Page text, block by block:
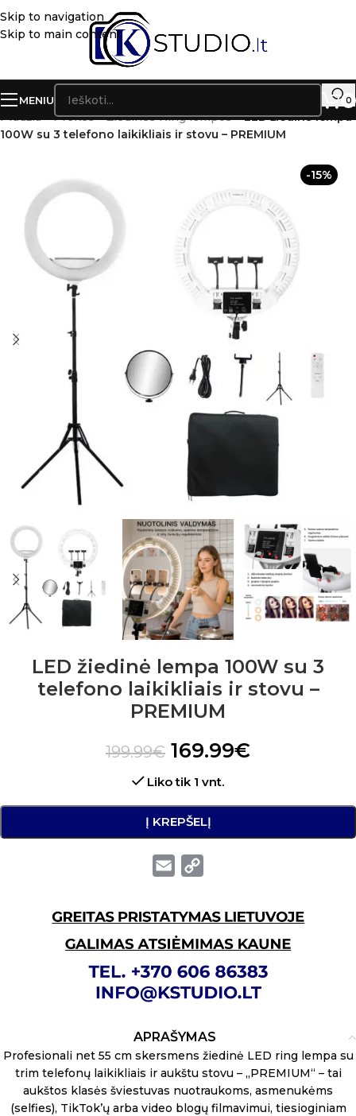
Skip to navigation
Skip to main content
MENIU 0
Pradžia»Prekės»Žiedinės Ring lempos»LED žiedinė lempa
100W su 3 telefono laikikliais ir stovu – PREMIUM
-15%
LED žiedinė lempa 100W su 3
telefono laikikliais ir stovu –
PREMIUM
199.99€ 169.99€
Liko tik 1 vnt.
Į KREPŠELĮ
Email
APRAŠYMAS
Profesionali net 55 cm skersmens žiedinė LED ring lempa su
trim telefonų laikikliais ir aukštu stovu – „PREMIUM“ – tai
aukštos klasės šviestuvas nuotraukoms, asmenukėms
(selfies), TikTok’ų arba video blogų filmavimui, tiesioginiam